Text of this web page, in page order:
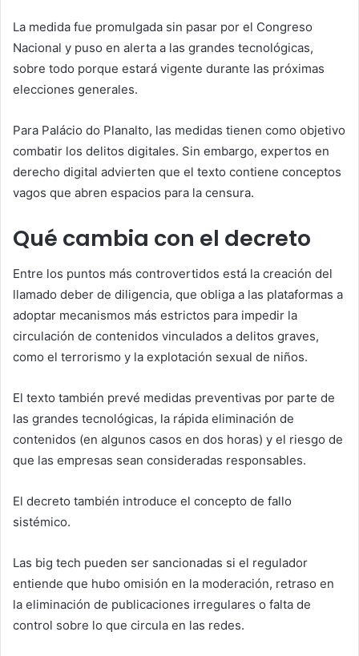
La medida fue promulgada sin pasar por el Congreso
Nacional y puso en alerta a las grandes tecnológicas,
sobre todo porque estará vigente durante las próximas
elecciones generales.
Para Palácio do Planalto, las medidas tienen como objetivo
combatir los delitos digitales. Sin embargo, expertos en
derecho digital advierten que el texto contiene conceptos
vagos que abren espacios para la censura.
Qué cambia con el decreto
Entre los puntos más controvertidos está la creación del
llamado deber de diligencia, que obliga a las plataformas a
adoptar mecanismos más estrictos para impedir la
circulación de contenidos vinculados a delitos graves,
como el terrorismo y la explotación sexual de niños.
El texto también prevé medidas preventivas por parte de
las grandes tecnológicas, la rápida eliminación de
contenidos (en algunos casos en dos horas) y el riesgo de
que las empresas sean consideradas responsables.
El decreto también introduce el concepto de fallo
sistémico.
Las big tech pueden ser sancionadas si el regulador
entiende que hubo omisión en la moderación, retraso en
la eliminación de publicaciones irregulares o falta de
control sobre lo que circula en las redes.